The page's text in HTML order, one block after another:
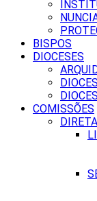
BISPOS
DIOCESES
COMISSÕES
DIRETA